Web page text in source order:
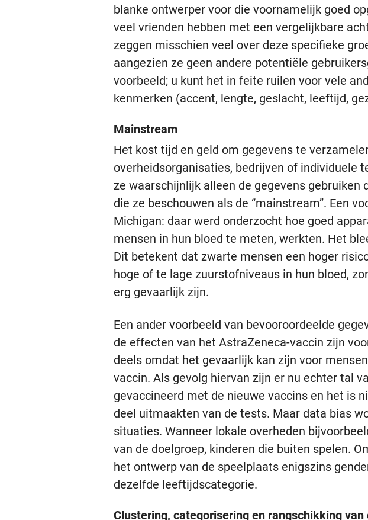
blanke ontwerper voor die voornamelijk goed
veel vrienden hebben met een vergelijkbare
zeggen misschien veel over deze specifieke
aangezien ze geen andere potentiële
voorbeeld; u kunt het in feite ruilen voor vele
kenmerken (accent, lengte, geslacht, leeftijd,
Mainstream
Het kost tijd en geld om gegevens te
overheidsorganisaties, bedrijven of individuele
ze waarschijnlijk alleen de gegevens
die ze beschouwen als de “mainstream”. Een
Michigan: daar werd onderzocht hoe goed
mensen in hun bloed te meten, werkten. Het
Dit betekent dat zwarte mensen een hoger
hoge of te lage zuurstofniveaus in hun bloed,
erg gevaarlijk zijn.
Een ander voorbeeld van bevooroordeelde
de effecten van het AstraZeneca-vaccin zijn
deels omdat het gevaarlijk kan zijn voor
vaccin. Als gevolg hiervan zijn er nu echter tal
gevaccineerd met de nieuwe vaccins en het is
deel uitmaakten van de tests. Maar data bias
situaties. Wanneer lokale overheden
van de doelgroep, kinderen die buiten spelen.
het ontwerp van de speelplaats enigszins
dezelfde leeftijdscategorie.
Clustering, categorisering en rangschikking van